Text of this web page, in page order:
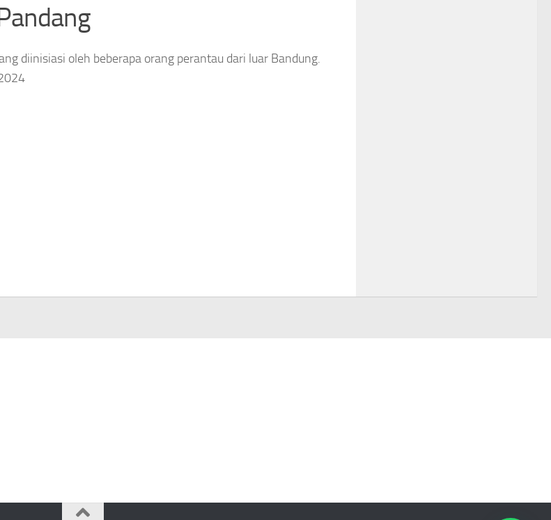
diinisiasi oleh beberapa orang perantau dari luar Bandung.